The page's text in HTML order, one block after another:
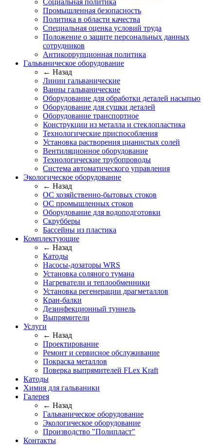
Промышленная безопасность
Политика в области качества
Специальная оценка условий труда
Положение о защите персональных данных
сотрудников
Антикоррупционная политика
Гальваническое оборудование
← Назад
Линии гальванические
Ванны гальванические
Оборудование для обработки деталей насыпью
Оборудование для сушки деталей
Оборудование транспортное
Конструкции из металла и стеклопластика
Технологические приспособления
Установка растворения цианистых солей
Вентиляционное оборудование
Технологические трубопроводы
Система автоматического управления
Экологическое оборудование
← Назад
ОС хозяйственно-бытовых стоков
ОС промышленных стоков
Оборудование для водоподготовки
Скрубберы
Бассейны из пластика
Комплектующие
← Назад
Катоды
Насосы-дозаторы WRS
Установка соляного тумана
Нагреватели и теплообменники
Установка регенерации драгметаллов
Кран-балки
Дезинфекционный туннель
Выпрямители
Услуги
← Назад
Проектирование
Ремонт и сервисное обслуживание
Покраска металлов
Поверка выпрямителей FLex Kraft
Катоды
Химия для гальваники
Галерея
← Назад
Гальваническое оборудование
Экологическое оборудование
Производство "Полипласт"
Контакты